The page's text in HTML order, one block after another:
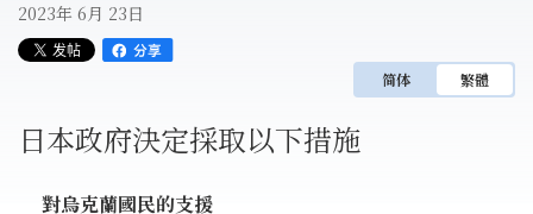
2023年 6月 23日
简体 繁體
日本政府決定採取以下措施
對烏克蘭國民的支援